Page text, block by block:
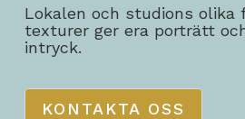
Lokalen och studions olika
texturer ger era porträtt
intryck.
KONTAKTA OSS